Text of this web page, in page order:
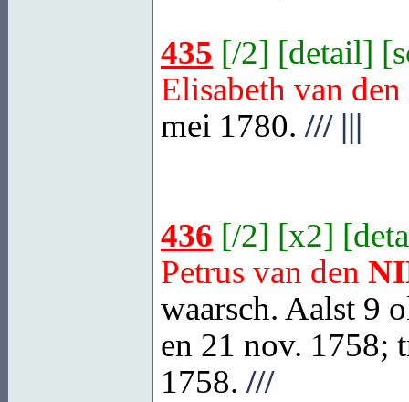
435 [/2] [detail] [
Elisabeth van den
mei 1780. ///|||
436 [/2] [x2] [
Petrus van den
waarsch. Aalst 9
en 21 nov. 1758;
1758. ///